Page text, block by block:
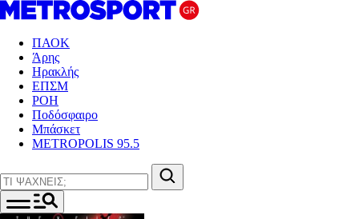
ΠΑΟΚ
Άρης
Ηρακλής
ΕΠΣΜ
ΡΟΗ
Ποδόσφαιρο
Μπάσκετ
METROPOLIS 95.5